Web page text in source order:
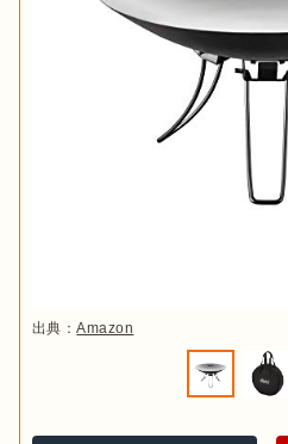
出典：Amazon